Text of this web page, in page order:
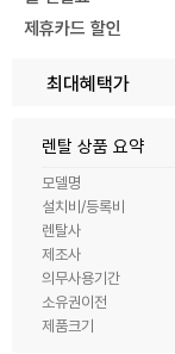
제휴카드 할인
최대혜택가
렌탈 상품 요약
모델명
설치비/등록비
렌탈사
제조사
의무사용기간
소유권이전
제품크기